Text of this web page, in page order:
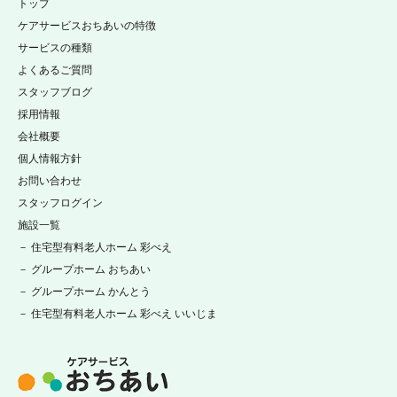
トップ
ケアサービスおちあいの特徴
サービスの種類
よくあるご質問
スタッフブログ
採用情報
施設一覧
－ 住宅型有料老人ホーム 彩べえ
－ グループホーム おちあい
－ グループホーム かんとう
－ 住宅型有料老人ホーム 彩べえ いいじま
会社概要
個人情報方針
お問い合わせ
スタッフログイン